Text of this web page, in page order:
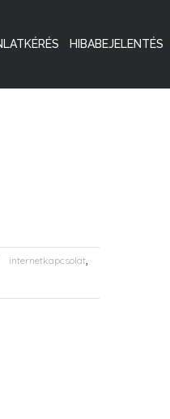
HIBABEJELENTÉS
internetkapcsolat,